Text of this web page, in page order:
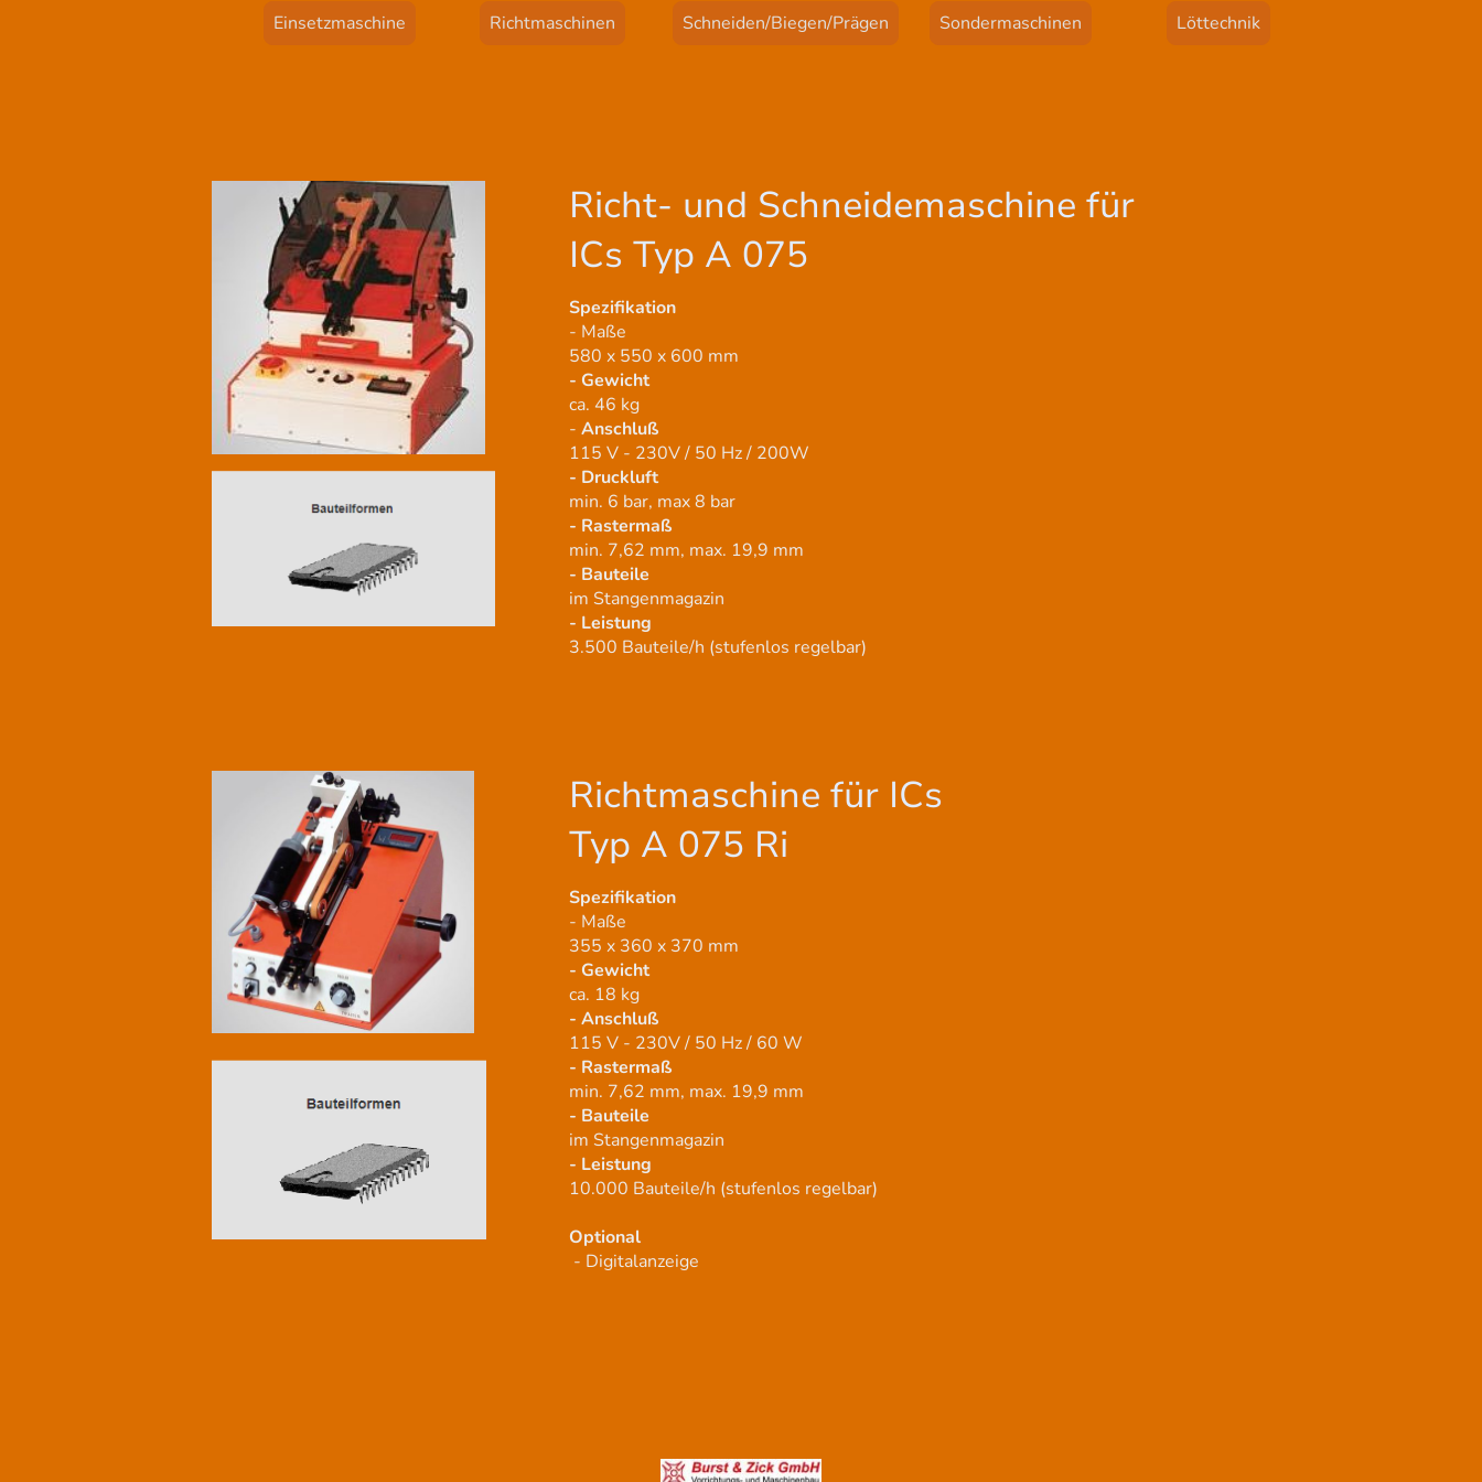
Schneiden/Biegen/Prägen Sondermaschinen
Einsetzmaschine Richtmaschinen Löttechnik
Richt- und Schneidemaschine für
ICs Typ A 075
Spezifikation
- Maße
580 x 550 x 600 mm
- Gewicht
ca. 46 kg
- Anschluß
115 V - 230V / 50 Hz / 200W
- Druckluft
min. 6 bar, max 8 bar
- Rastermaß
min. 7,62 mm, max. 19,9 mm
- Bauteile
im Stangenmagazin
- Leistung
3.500 Bauteile/h (stufenlos regelbar)
Richtmaschine für ICs
Typ A 075 Ri
Spezifikation
- Maße
355 x 360 x 370 mm
- Gewicht
ca. 18 kg
- Anschluß
115 V - 230V / 50 Hz / 60 W
- Rastermaß
min. 7,62 mm, max. 19,9 mm
- Bauteile
im Stangenmagazin
- Leistung
10.000 Bauteile/h (stufenlos regelbar)
Optional
- Digitalanzeige